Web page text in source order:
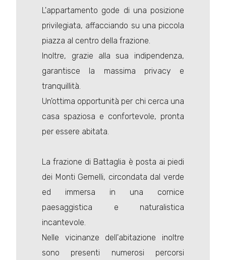
L'appartamento gode di una posizione
privilegiata, affacciando su una piccola
piazza al centro della frazione.
Inoltre, grazie alla sua indipendenza,
garantisce la massima privacy e
tranquillità.
Un'ottima opportunità per chi cerca una
casa spaziosa e confortevole, pronta
per essere abitata.
La frazione di Battaglia è posta ai piedi
dei Monti Gemelli, circondata dal verde
ed immersa in una cornice
paesaggistica e naturalistica
incantevole.
Nelle vicinanze dell'abitazione inoltre
sono presenti numerosi percorsi